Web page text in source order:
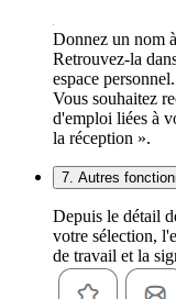
Donnez un nom
Retrouvez-la
espace personnel.
Vous souhaitez
d'emploi liées à
la réception ».
7. Autres
Depuis le détail
votre sélection,
de travail et la